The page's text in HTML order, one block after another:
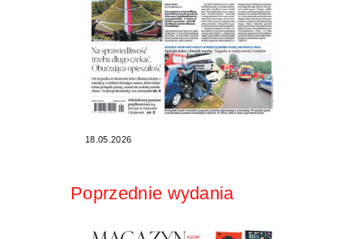
18.05.2026
Poprzednie wydania